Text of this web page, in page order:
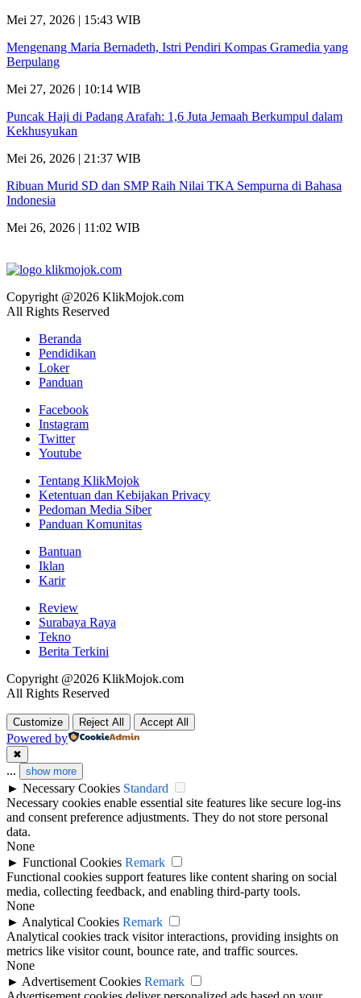
Mei 27, 2026 | 15:43 WIB
Mengenang Maria Bernadeth, Istri Pendiri Kompas Gramedia yang
Berpulang
Mei 27, 2026 | 10:14 WIB
Puncak Haji di Padang Arafah: 1,6 Juta Jemaah Berkumpul dalam
Kekhusyukan
Mei 26, 2026 | 21:37 WIB
Ribuan Murid SD dan SMP Raih Nilai TKA Sempurna di Bahasa
Indonesia
Mei 26, 2026 | 11:02 WIB
Copyright @2026 KlikMojok.com
All Rights Reserved
Beranda
Pendidikan
Loker
Panduan
Facebook
Instagram
Twitter
Youtube
Tentang KlikMojok
Ketentuan dan Kebijakan Privacy
Pedoman Media Siber
Panduan Komunitas
Bantuan
Iklan
Karir
Review
Surabaya Raya
Tekno
Berita Terkini
Copyright @2026 KlikMojok.com
All Rights Reserved
Customize Reject All Accept All
Powered by
✖
... show more
► Necessary Cookies Standard
Necessary cookies enable essential site features like secure log-ins
and consent preference adjustments. They do not store personal
data.
None
► Functional Cookies Remark
Functional cookies support features like content sharing on social
media, collecting feedback, and enabling third-party tools.
None
► Analytical Cookies Remark
Analytical cookies track visitor interactions, providing insights on
metrics like visitor count, bounce rate, and traffic sources.
None
► Advertisement Cookies Remark